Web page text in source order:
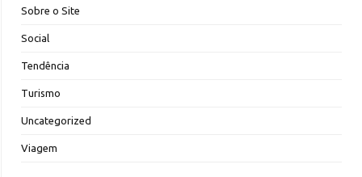
Sobre o Site
Social
Tendência
Turismo
Uncategorized
Viagem